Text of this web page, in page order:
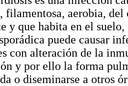
filamentosa, aerobia, del
y que habita en el
puede causar
con alteración de la
y por ello la forma
o diseminarse a otros